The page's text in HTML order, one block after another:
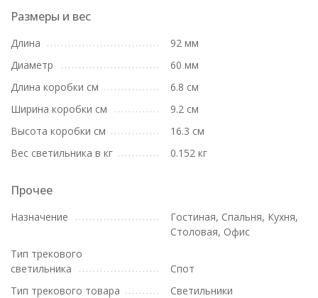
Размеры и вес
Длина
92 мм
Диаметр
60 мм
Длина коробки см
6.8 см
Ширина коробки см
9.2 см
Высота коробки см
16.3 см
Вес светильника в кг
0.152 кг
Прочее
Назначение
Гостиная, Спальня, Кухня,
Столовая, Офис
Тип трекового
светильника
Спот
Тип трекового товара
Светильники